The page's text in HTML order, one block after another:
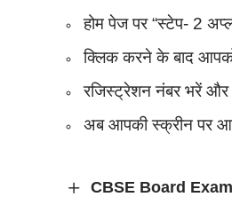
होम पेज पर “स्टेप- 2
क्लिक करने के बाद
रजिस्ट्रेशन नंबर भरें
अब आपकी स्क्रीन पर
CBSE Board Exam